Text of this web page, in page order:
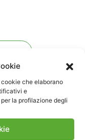
che elaborano
e
la profilazione degli